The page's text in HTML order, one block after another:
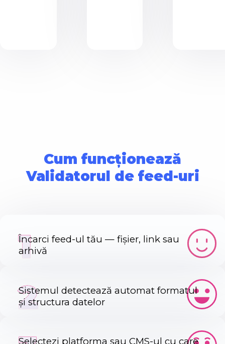
Cum funcționează
Validatorul de feed-uri
Încarci feed-ul tău — fișier, link sau
arhivă
1
Sistemul detectează automat formatul
și structura datelor
2
Selectezi platforma sau CMS-ul cu care